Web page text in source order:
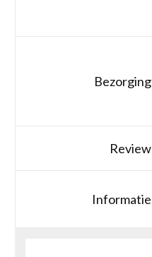
Bezorging
Review
Informatie